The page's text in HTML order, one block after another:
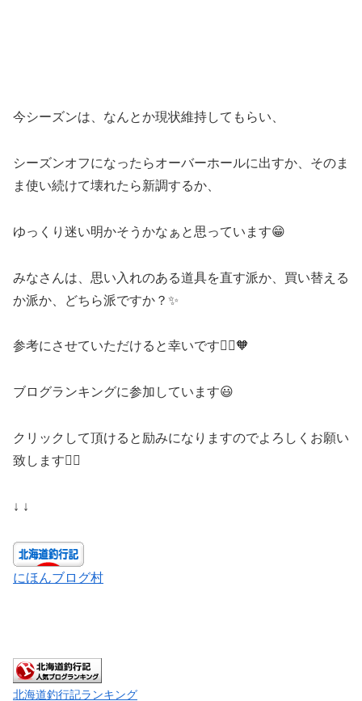
今シーズンは、なんとか現状維持してもらい、
シーズンオフになったらオーバーホールに出すか、そのま
ま使い続けて壊れたら新調するか、
ゆっくり迷い明かそうかなぁと思っています😁
みなさんは、思い入れのある道具を直す派か、買い替える
か派か、どちら派ですか？✨
参考にさせていただけると幸いです🙇‍♀️🧡
ブログランキングに参加しています😃
クリックして頂けると励みになりますのでよろしくお願い
致します🙇‍♀️
↓ ↓
にほんブログ村
北海道釣行記ランキング